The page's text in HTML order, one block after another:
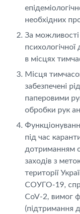
необхідних
За можливості
в місцях
Місця
забезпечені
паперовими
обробки рук
під час
дотриманням
заходів з
території
СОУГО-19,
CoV-2, вимог
(підтримання